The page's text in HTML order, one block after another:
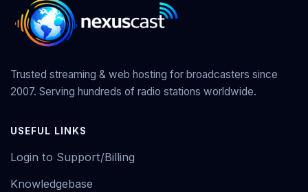
Trusted streaming & web hosting for broadcasters since
2007. Serving hundreds of radio stations worldwide.
USEFUL LINKS
Login to Support/Billing
Knowledgebase